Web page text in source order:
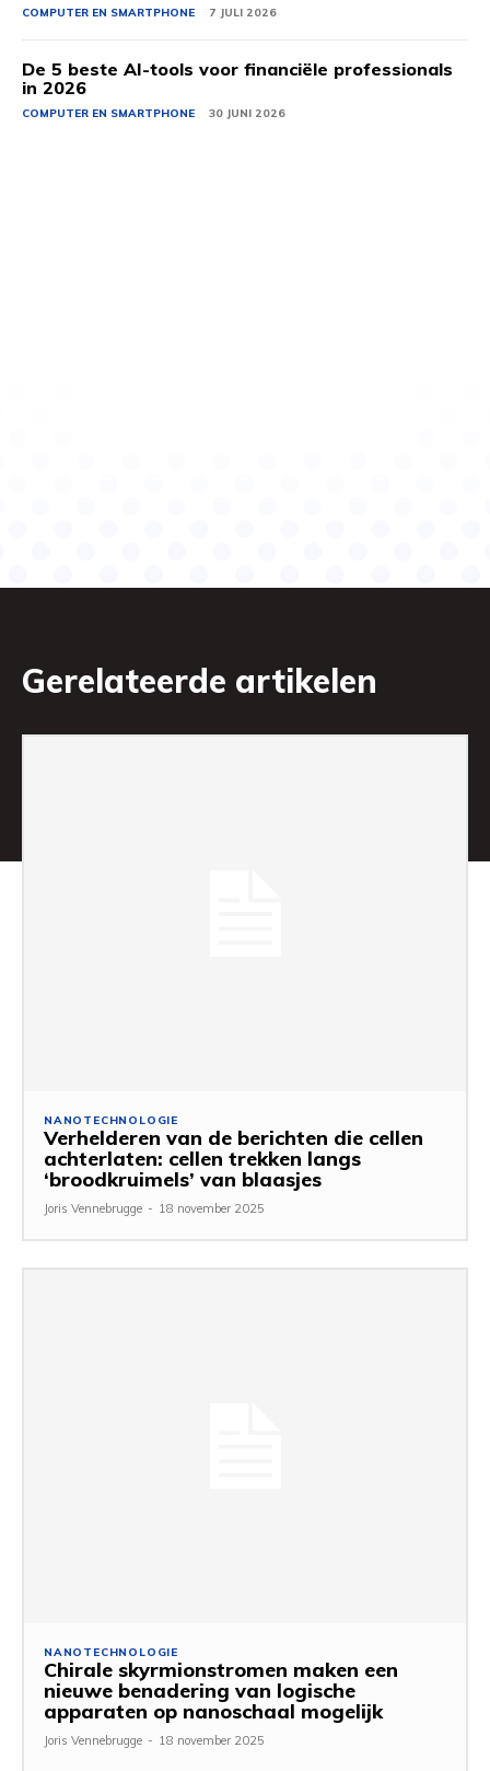
COMPUTER EN SMARTPHONE 7 JULI 2026
De 5 beste AI-tools voor financiële professionals
in 2026
COMPUTER EN SMARTPHONE 30 JUNI 2026
Gerelateerde artikelen
NANOTECHNOLOGIE
Verhelderen van de berichten die cellen
achterlaten: cellen trekken langs
‘broodkruimels’ van blaasjes
Joris Vennebrugge - 18 november 2025
NANOTECHNOLOGIE
Chirale skyrmionstromen maken een
nieuwe benadering van logische
apparaten op nanoschaal mogelijk
Joris Vennebrugge - 18 november 2025